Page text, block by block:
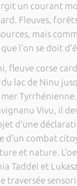
un courant
Fleuves,
mais
l’on se doit
fleuve corse
lac de Ninu
mer
Vivu, il
d’une
d’un combat
et nature.
Taddei et
traversée